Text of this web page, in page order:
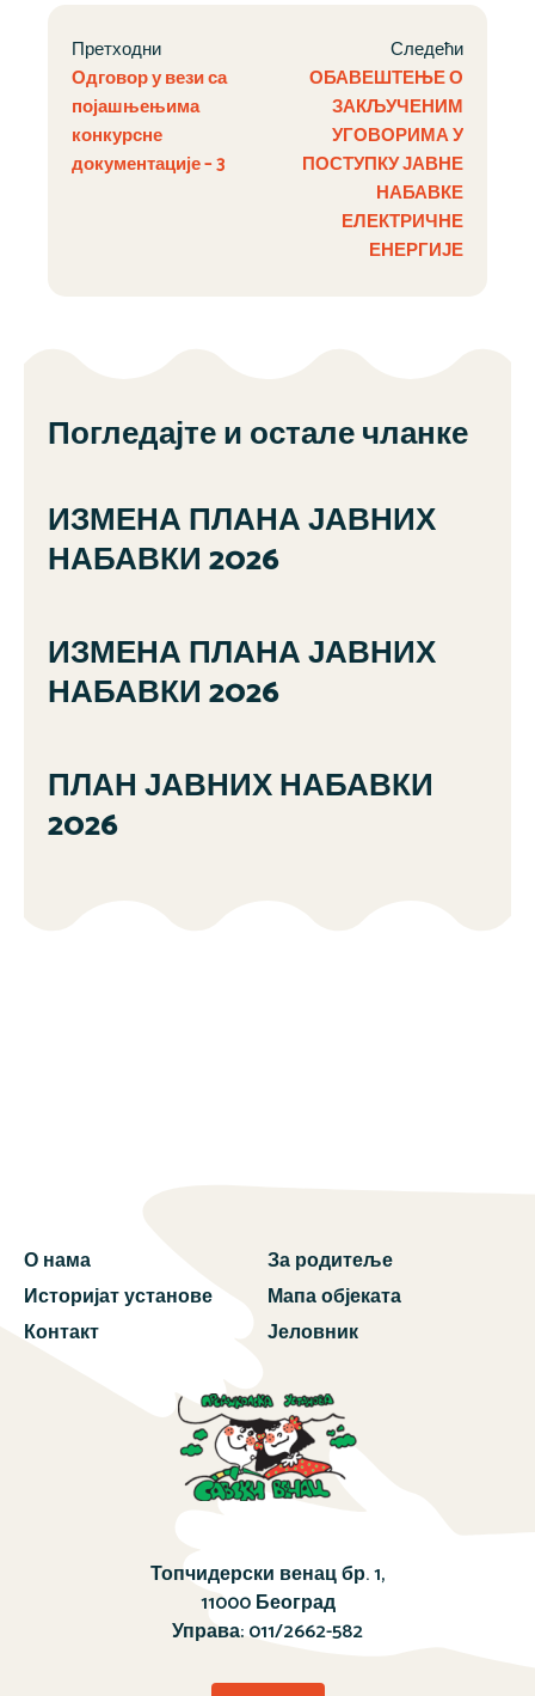
Претходни
Одговор у вези са
појашњењима
конкурсне
документације – 3
Следећи
ОБАВЕШТЕЊЕ О
ЗАКЉУЧЕНИМ
УГОВОРИМА У
ПОСТУПКУ ЈАВНЕ
НАБАВКЕ
ЕЛЕКТРИЧНЕ
ЕНЕРГИЈЕ
Погледајте и остале чланке
ИЗМЕНА ПЛАНА ЈАВНИХ
НАБАВКИ 2026
ИЗМЕНА ПЛАНА ЈАВНИХ
НАБАВКИ 2026
ПЛАН ЈАВНИХ НАБАВКИ
2026
О нама
Историјат установе
Контакт
За родитеље
Мапа објеката
Јеловник
Топчидерски венац бр. 1,
11000 Београд
Управа:011/2662-582